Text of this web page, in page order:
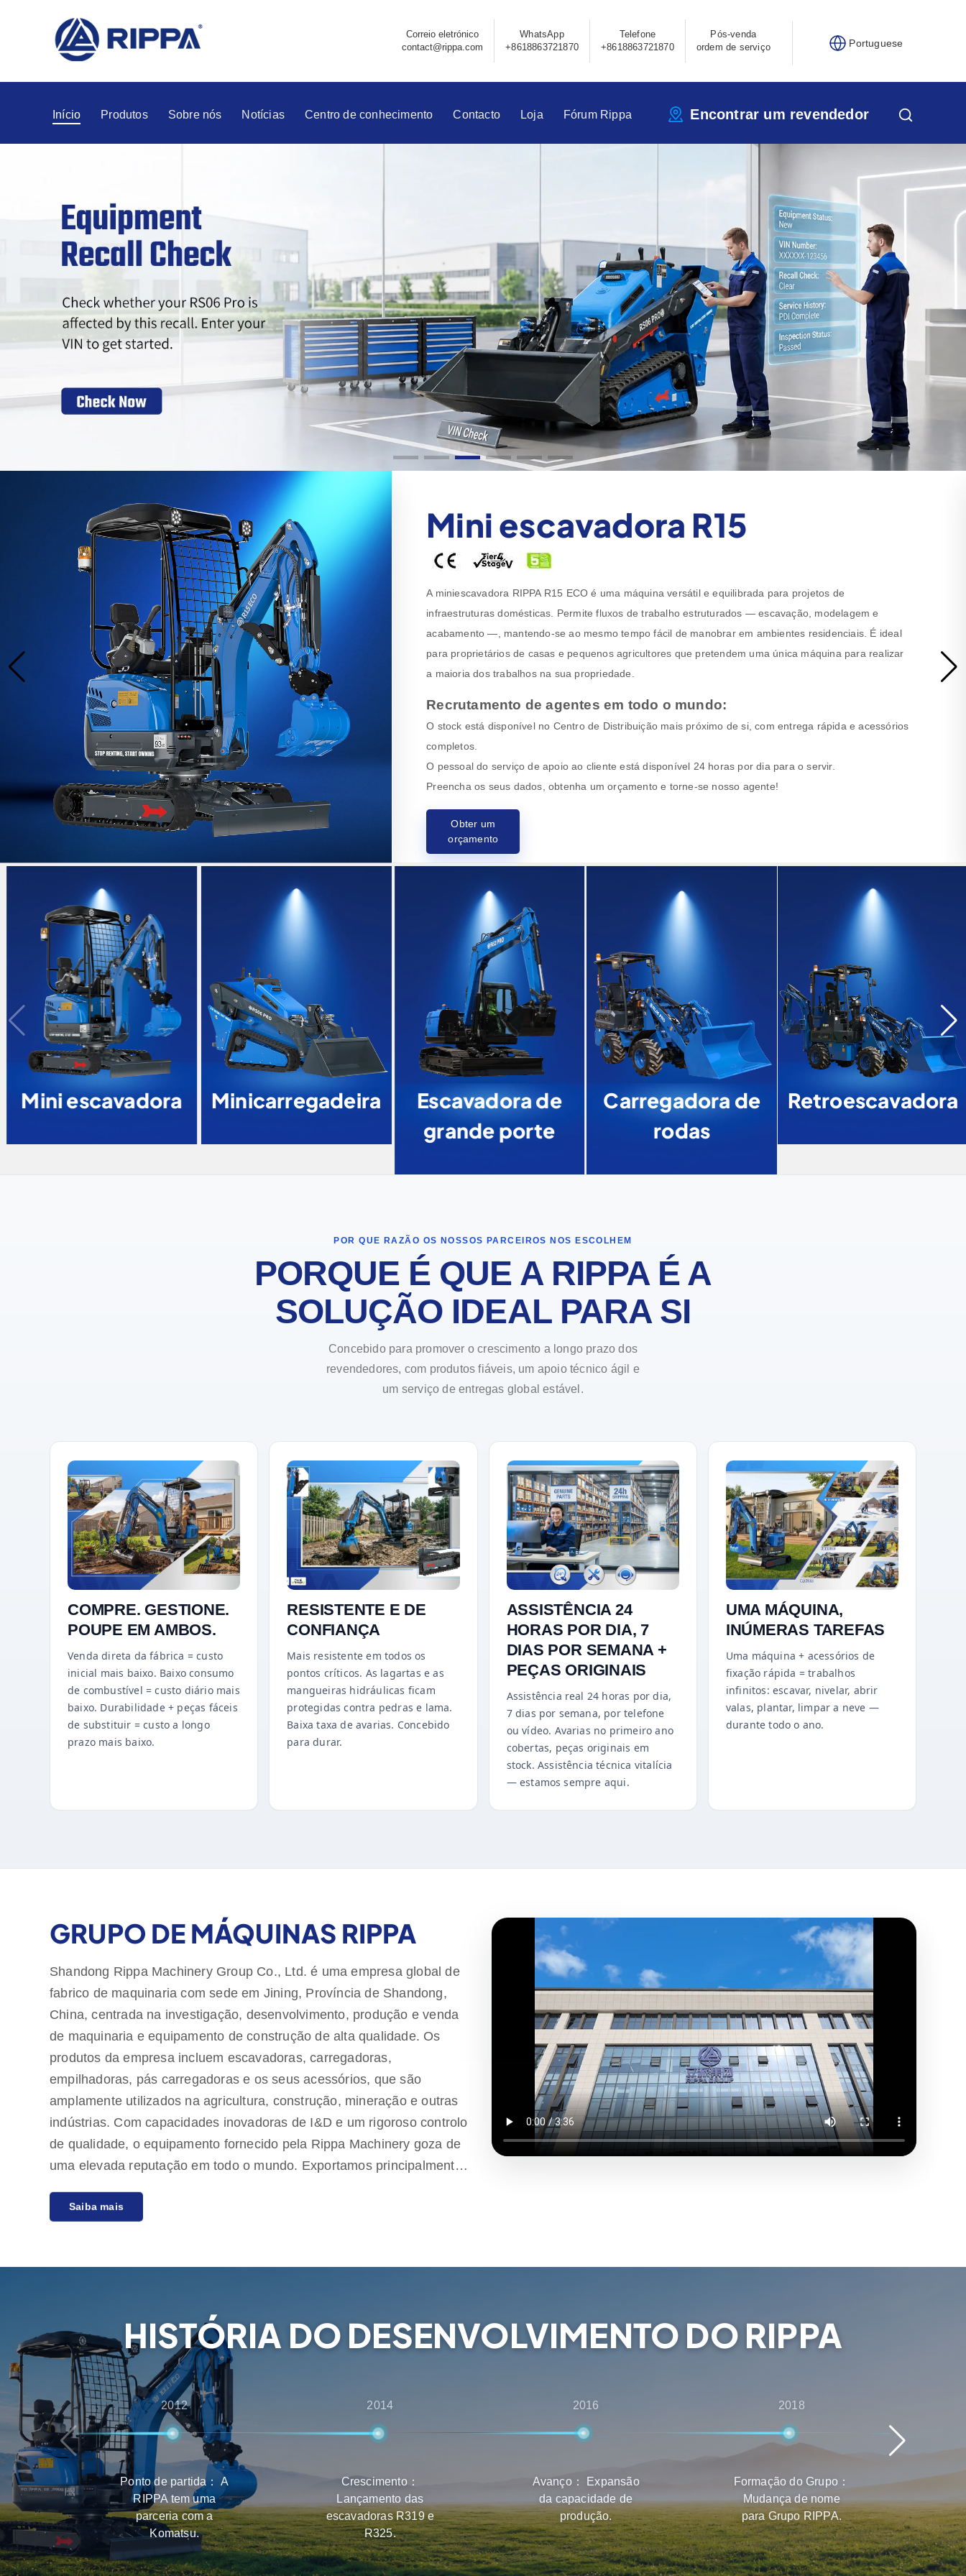
Correio eletrónico
contact@rippa.com
WhatsApp
+8618863721870
Telefone
+8618863721870
Pós-venda
ordem de serviço
Portuguese
Início Produtos Sobre nós Notícias Centro de conhecimento Contacto Loja Fórum Rippa Encontrar um revendedor
Mini escavadora R15
A miniescavadora RIPPA R15 ECO é uma máquina versátil e equilibrada para projetos de
infraestruturas domésticas. Permite fluxos de trabalho estruturados — escavação, modelagem e
acabamento —, mantendo-se ao mesmo tempo fácil de manobrar em ambientes residenciais. É ideal
para proprietários de casas e pequenos agricultores que pretendem uma única máquina para realizar
a maioria dos trabalhos na sua propriedade.
Recrutamento de agentes em todo o mundo:
O stock está disponível no Centro de Distribuição mais próximo de si, com entrega rápida e acessórios
completos.
O pessoal do serviço de apoio ao cliente está disponível 24 horas por dia para o servir.
Preencha os seus dados, obtenha um orçamento e torne-se nosso agente!
Obter um
orçamento
Mini escavadora Minicarregadeira
Escavadora de
grande porte
Carregadora de
rodas
Retroescavadora
POR QUE RAZÃO OS NOSSOS PARCEIROS NOS ESCOLHEM
PORQUE É QUE A RIPPA É A
SOLUÇÃO IDEAL PARA SI
Concebido para promover o crescimento a longo prazo dos
revendedores, com produtos fiáveis, um apoio técnico ágil e
um serviço de entregas global estável.
COMPRE. GESTIONE.
POUPE EM AMBOS.
Venda direta da fábrica = custo
inicial mais baixo. Baixo consumo
de combustível = custo diário mais
baixo. Durabilidade + peças fáceis
de substituir = custo a longo
prazo mais baixo.
RESISTENTE E DE
CONFIANÇA
Mais resistente em todos os
pontos críticos. As lagartas e as
mangueiras hidráulicas ficam
protegidas contra pedras e lama.
Baixa taxa de avarias. Concebido
para durar.
ASSISTÊNCIA 24
HORAS POR DIA, 7
DIAS POR SEMANA +
PEÇAS ORIGINAIS
Assistência real 24 horas por dia,
7 dias por semana, por telefone
ou vídeo. Avarias no primeiro ano
cobertas, peças originais em
stock. Assistência técnica vitalícia
— estamos sempre aqui.
UMA MÁQUINA,
INÚMERAS TAREFAS
Uma máquina + acessórios de
fixação rápida = trabalhos
infinitos: escavar, nivelar, abrir
valas, plantar, limpar a neve —
durante todo o ano.
GRUPO DE MÁQUINAS RIPPA
Shandong Rippa Machinery Group Co., Ltd. é uma empresa global de
fabrico de maquinaria com sede em Jining, Província de Shandong,
China, centrada na investigação, desenvolvimento, produção e venda
de maquinaria e equipamento de construção de alta qualidade. Os
produtos da empresa incluem escavadoras, carregadoras,
empilhadoras, pás carregadoras e os seus acessórios, que são
amplamente utilizados na agricultura, construção, mineração e outras
indústrias. Com capacidades inovadoras de I&D e um rigoroso controlo
de qualidade, o equipamento fornecido pela Rippa Machinery goza de
uma elevada reputação em todo o mundo. Exportamos principalmente
qualidade de um ano, empenhados em satisfazer as necessidades dos
Saiba mais
HISTÓRIA DO DESENVOLVIMENTO DO RIPPA
2012
Ponto de partida： A
RIPPA tem uma
parceria com a
Komatsu.
2014
Crescimento：
Lançamento das
escavadoras R319 e
R325.
2016
Avanço： Expansão
da capacidade de
produção.
2018
Formação do Grupo：
Mudança de nome
para Grupo RIPPA.